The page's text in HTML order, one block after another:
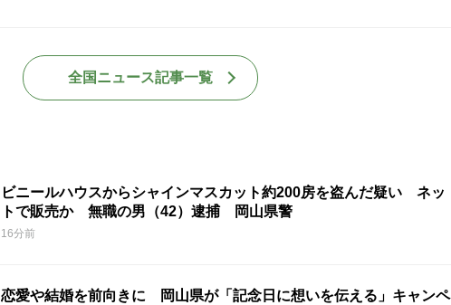
全国ニュース記事一覧
ビニールハウスからシャインマスカット約200房を盗んだ疑い ネッ
トで販売か 無職の男（42）逮捕 岡山県警
16分前
恋愛や結婚を前向きに 岡山県が「記念日に想いを伝える」キャンペ